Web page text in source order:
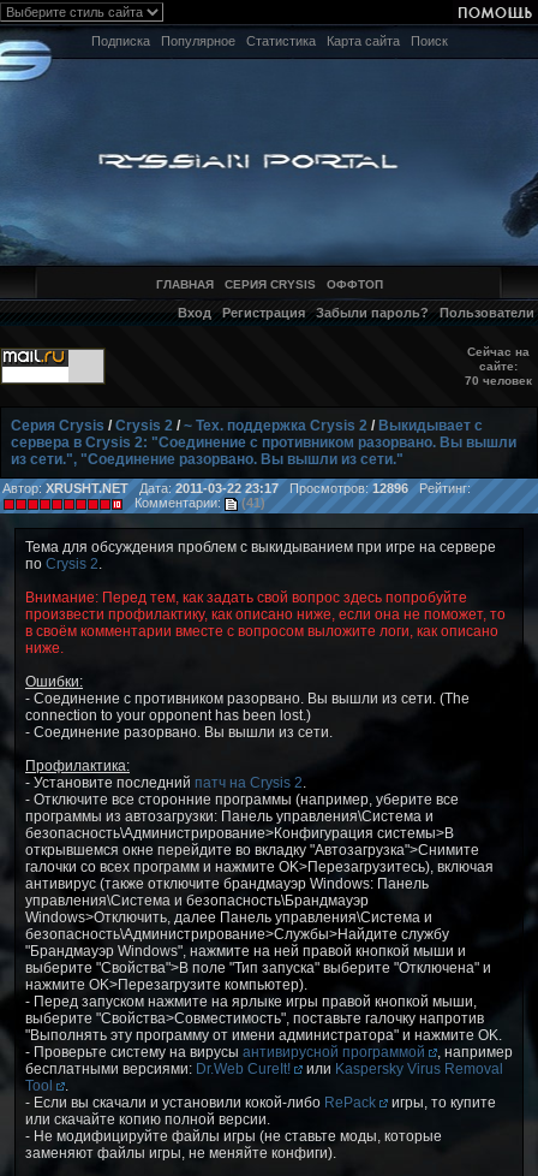
Подписка Популярное Статистика Карта сайта Поиск
ГЛАВНАЯ СЕРИЯ CRYSIS ОФФТОП
Вход Регистрация Забыли пароль? Пользователи
Сейчас на
сайте:
70 человек
Серия Crysis /Crysis 2 /~ Тех. поддержка Crysis 2 / Выкидывает с
сервера в Crysis 2: "Соединение с противником разорвано. Вы вышли
из сети.", "Соединение разорвано. Вы вышли из сети."
Автор: XRUSHT.NET Дата:2011-03-22 23:17Просмотров: 12896Рейтинг:
Комментарии:
(41)
Тема для обсуждения проблем с выкидыванием при игре на сервере
по Crysis 2
Внимание: Перед тем, как задать свой вопрос здесь попробуйте
произвести профилактику, как описано ниже, если она не поможет, то
в своём комментарии вместе с вопросом выложите логи, как описано
ниже.
Ошибки:
- Соединение с противником разорвано. Вы вышли из сети. (The
connection to your opponent has been lost.)
- Соединение разорвано. Вы вышли из сети.
Профилактика:
- Установите последний патч на Crysis 2
- Отключите все сторонние программы (например, уберите все
программы из автозагрузки: Панель управления\Система и
безопасность\Администрирование>Конфигурация системы>В
открывшемся окне перейдите во вкладку "Автозагрузка">Снимите
галочки со всех программ и нажмите OK>Перезагрузитесь), включая
антивирус (также отключите брандмауэр Windows: Панель
управления\Система и безопасность\Брандмауэр
Windows>Отключить, далее Панель управления\Система и
безопасность\Администрирование>Службы>Найдите службу
"Брандмауэр Windows", нажмите на ней правой кнопкой мыши и
выберите "Свойства">В поле "Тип запуска" выберите "Отключена" и
нажмите OK>Перезагрузите компьютер).
- Перед запуском нажмите на ярлыке игры правой кнопкой мыши,
выберите "Свойства>Совместимость", поставьте галочку напротив
"Выполнять эту программу от имени администратора" и нажмите OK.
- Проверьте систему на вирусы антивирусной программой
, например
бесплатными версиями: Dr.Web CureIt! или Kaspersky Virus Removal
Tool
- Если вы скачали и установили кокой-либо RePack
игры, то купите
или скачайте копию полной версии.
- Не модифицируйте файлы игры (не ставьте моды, которые
заменяют файлы игры, не меняйте конфиги).